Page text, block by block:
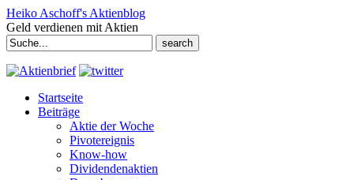
Heiko Aschoff's Aktienblog
Geld verdienen mit Aktien
Search
for:
Startseite
Beiträge
Aktie der Woche
Pivotereignis
Know-how
Dividendenaktien